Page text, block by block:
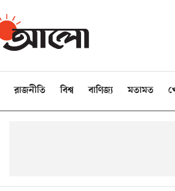
রাজনীতি বিশ্ব বাণিজ্য মতামত